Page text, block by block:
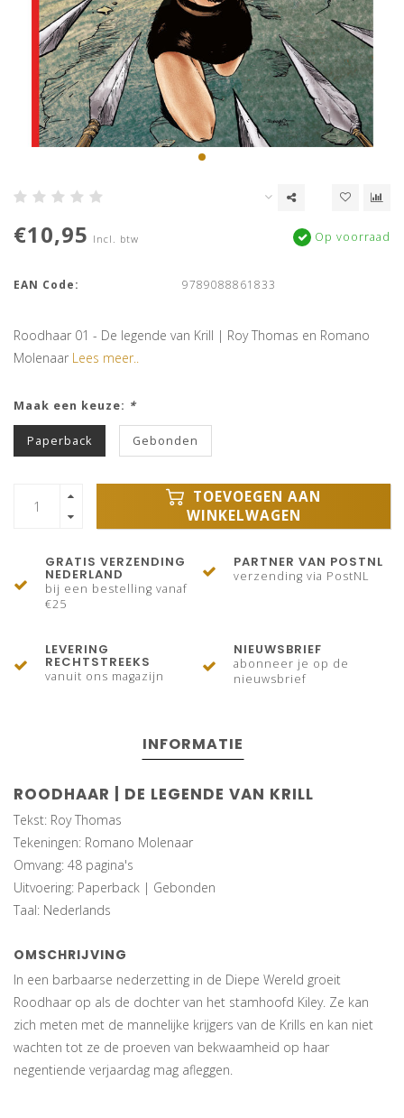
€10,95 Incl. btw Op voorraad
EAN Code: 9789088861833
Roodhaar 01 - De legende van Krill | Roy Thomas en Romano
Molenaar Lees meer..
Maak een keuze: *
Paperback Gebonden
TOEVOEGEN AAN
WINKELWAGEN
GRATIS VERZENDING
NEDERLAND
bij een bestelling vanaf
€25
PARTNER VAN POSTNL
verzending via PostNL
LEVERING
RECHTSTREEKS
vanuit ons magazijn
NIEUWSBRIEF
abonneer je op de
nieuwsbrief
INFORMATIE
ROODHAAR | DE LEGENDE VAN KRILL
Tekst: Roy Thomas
Tekeningen: Romano Molenaar
Omvang: 48 pagina's
Uitvoering: Paperback | Gebonden
Taal: Nederlands
OMSCHRIJVING
In een barbaarse nederzetting in de Diepe Wereld groeit
Roodhaar op als de dochter van het stamhoofd Kiley. Ze kan
zich meten met de mannelijke krijgers van de Krills en kan niet
wachten tot ze de proeven van bekwaamheid op haar
negentiende verjaardag mag afleggen.